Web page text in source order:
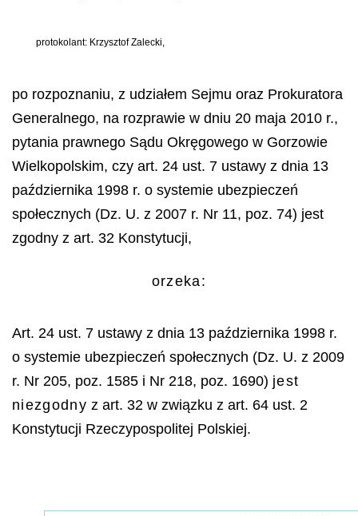
protokolant: Krzysztof Zalecki,
po rozpoznaniu, z udziałem Sejmu oraz Prokuratora
Generalnego, na rozprawie w dniu 20 maja 2010 r.,
pytania prawnego Sądu Okręgowego w Gorzowie
Wielkopolskim, czy art. 24 ust. 7 ustawy z dnia 13
października 1998 r. o systemie ubezpieczeń
społecznych (Dz. U. z 2007 r. Nr 11, poz. 74) jest
zgodny z art. 32 Konstytucji,
orzeka:
Art. 24 ust. 7 ustawy z dnia 13 października 1998 r.
o systemie ubezpieczeń społecznych (Dz. U. z 2009
r. Nr 205, poz. 1585 i Nr 218, poz. 1690) jest
niezgodny z art. 32 w związku z art. 64 ust. 2
Konstytucji Rzeczypospolitej Polskiej.